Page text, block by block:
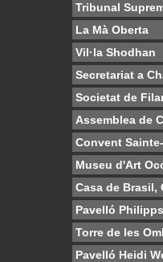
Tribunal
La Mà Oberta
Vil·la Shodhan
Secretariat a
Societat de
Assemblea de
Convent
Museu d'Art
Casa de Brasil,
Pavelló Philipps
Torre de les
Pavelló Heidi